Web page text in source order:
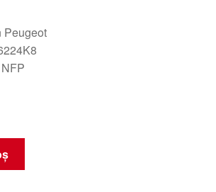
Peugeot